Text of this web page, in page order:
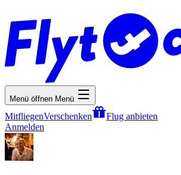
Menü öffnen Menü
MitfliegenVerschenken
Flug anbieten
Anmelden